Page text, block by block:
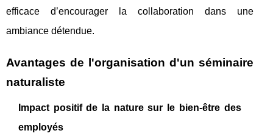
efficace d’encourager la collaboration dans une
ambiance détendue.
Avantages de l'organisation d'un séminaire
naturaliste
Impact positif de la nature sur le bien-être des
employés